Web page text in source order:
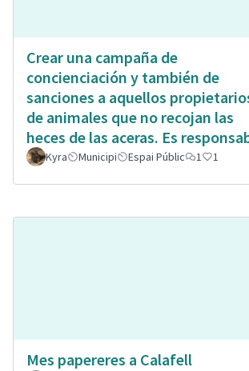
Crear una campaña de
concienciación y también de
sanciones a aquellos
de animales que no recojan las
heces de las aceras. Es
Kyra Municipi Espai Públic 1 1
Mes papereres a Calafell